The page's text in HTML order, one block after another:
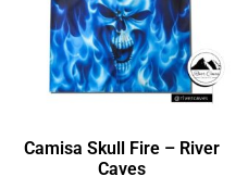
Camisa Skull Fire – River
Caves